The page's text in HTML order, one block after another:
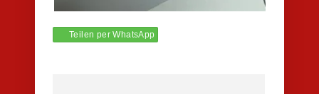
Teilen per WhatsApp